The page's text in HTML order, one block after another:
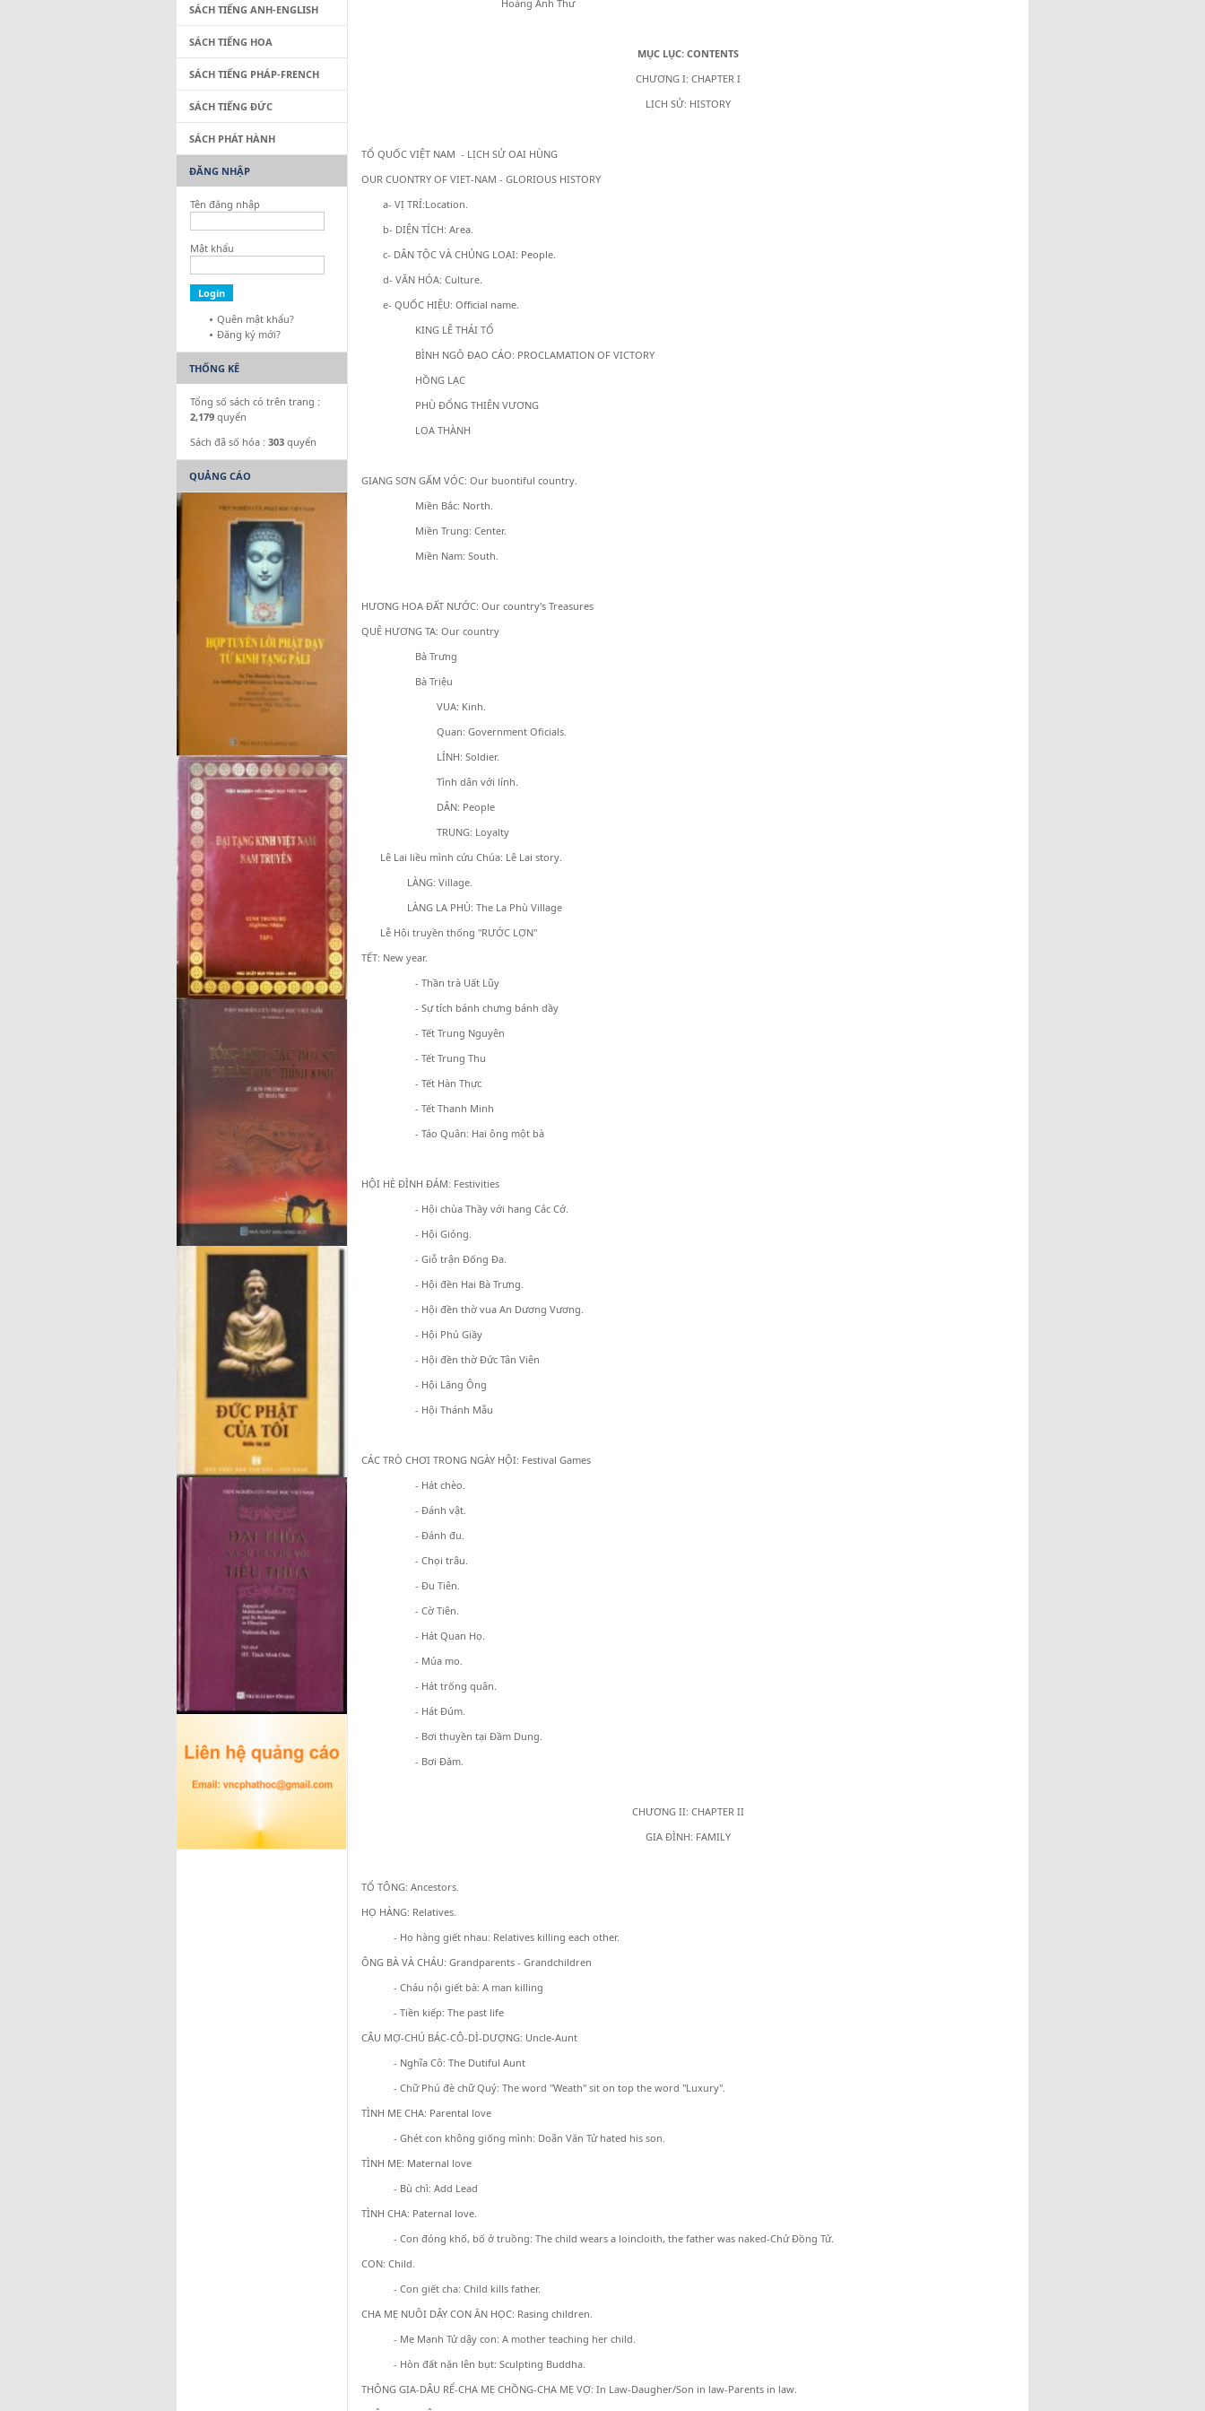
Hoàng Anh Thư
MỤC LỤC: CONTENTS
CHƯƠNG I: CHAPTER I
LỊCH SỬ: HISTORY
TỔ QUỐC VIỆT NAM - LỊCH SỬ OAI HÙNG
OUR CUONTRY OF VIET-NAM - GLORIOUS HISTORY
a- VỊ TRÍ:Location.
b- DIỆN TÍCH: Area.
c- DÂN TỘC VÀ CHỦNG LOẠI: People.
d- VĂN HÓA: Culture.
e- QUỐC HIỆU: Official name.
KING LÊ THÁI TỔ
BÌNH NGÔ ĐẠO CÁO: PROCLAMATION OF VICTORY
HỒNG LẠC
PHÙ ĐỔNG THIÊN VƯƠNG
LOA THÀNH
GIANG SƠN GẤM VÓC: Our buontiful country.
Miền Bắc: North.
Miền Trung: Center.
Miền Nam: South.
HƯƠNG HOA ĐẤT NƯỚC: Our country's Treasures
QUÊ HƯƠNG TA: Our country
Bà Trưng
Bà Triệu
VUA: Kinh.
Quan: Government Oficials.
LÍNH: Soldier.
Tình dân với lính.
DÂN: People
TRUNG: Loyalty
Lê Lai liều mình cứu Chúa: Lê Lai story.
LÀNG: Village.
LÀNG LA PHÙ: The La Phù Village
Lễ Hội truyền thống "RƯỚC LỢN"
TẾT: New year.
- Thần trà Uất Lũy
- Sự tích bánh chưng bánh dầy
- Tết Trung Nguyên
- Tết Trung Thu
- Tết Hàn Thực
- Tết Thanh Minh
- Táo Quân: Hai ông một bà
HỘI HÈ ĐÌNH ĐÁM: Festivities
- Hội chùa Thầy với hang Cắc Cớ.
- Hội Gióng.
- Giỗ trận Đống Đa.
- Hội đền Hai Bà Trưng.
- Hội đền thờ vua An Dương Vương.
- Hội Phủ Giầy
- Hội đền thờ Đức Tân Viên
- Hội Lăng Ông
- Hội Thánh Mẫu
CÁC TRÒ CHƠI TRONG NGÀY HỘI: Festival Games
- Hát chèo.
- Đánh vật.
- Đánh đu.
- Chọi trâu.
- Đu Tiên.
- Cờ Tiên.
- Hát Quan Họ.
- Múa mo.
- Hát trống quân.
- Hát Đúm.
- Bơi thuyền tại Đầm Dung.
- Bơi Đăm.
CHƯƠNG II: CHAPTER II
GIA ĐÌNH: FAMILY
TỔ TÔNG: Ancestors.
HỌ HÀNG: Relatives.
- Họ hàng giết nhau: Relatives killing each other.
ÔNG BÀ VÀ CHÁU: Grandparents - Grandchildren
- Cháu nội giết bà: A man killing
- Tiền kiếp: The past life
CẬU MỢ-CHÚ BÁC-CÔ-DÌ-DƯỢNG: Uncle-Aunt
- Nghĩa Cô: The Dutiful Aunt
- Chữ Phú đè chữ Quý: The word "Weath" sit on top the word "Luxury".
TÌNH MẸ CHA: Parental love
- Ghét con không giống mình: Doãn Văn Tử hated his son.
TÌNH MẸ: Maternal love
- Bù chì: Add Lead
TÌNH CHA: Paternal love.
- Con đóng khố, bố ở truồng: The child wears a loincloith, the father was naked-Chử Đồng Tử.
CON: Child.
- Con giết cha: Child kills father.
CHA MẸ NUÔI DẬY CON ĂN HỌC: Rasing children.
- Mẹ Mạnh Tử dậy con: A mother teaching her child.
- Hòn đất nặn lên bụt: Sculpting Buddha.
THÔNG GIA-DÂU RỂ-CHA MẸ CHỒNG-CHA MẸ VỢ: In Law-Daugher/Son in law-Parents in law.
SÁCH TIẾNG ANH-ENGLISH
SÁCH TIẾNG HOA
SÁCH TIẾNG PHÁP-FRENCH
SÁCH TIẾNG ĐỨC
SÁCH PHÁT HÀNH
ĐĂNG NHẬP
Tên đăng nhập
Mật khẩu
Quên mật khẩu?
Đăng ký mới?
THỐNG KÊ
Tổng số sách có trên trang :
2,179 quyển
Sách đã số hóa : 303 quyển
QUẢNG CÁO